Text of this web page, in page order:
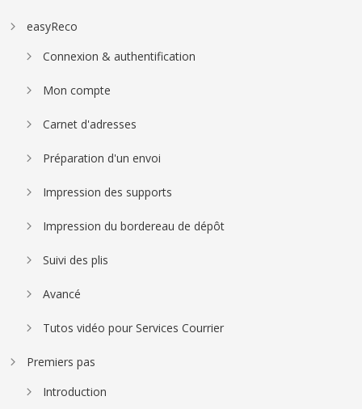
easyReco
Connexion & authentification
Mon compte
Carnet d'adresses
Préparation d'un envoi
Impression des supports
Impression du bordereau de dépôt
Suivi des plis
Avancé
Tutos vidéo pour Services Courrier
Premiers pas
Introduction